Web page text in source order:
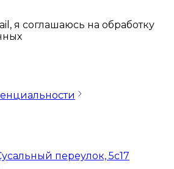
я соглашаюсь на обработку
переулок, 5с17